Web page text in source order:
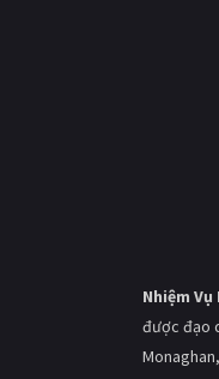
Nhiệm
được đạo